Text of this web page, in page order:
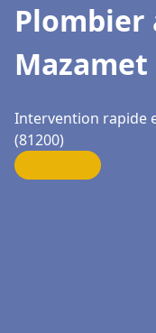
Plombier
Mazamet
Intervention rapide
(81200)